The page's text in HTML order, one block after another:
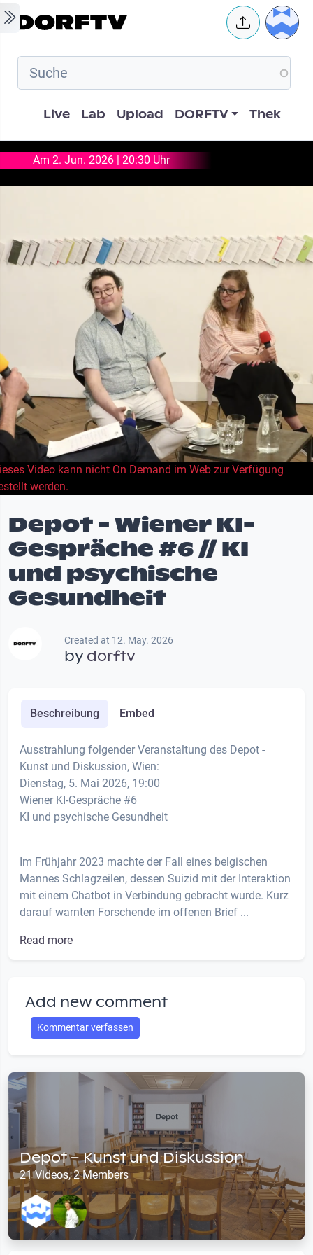
Skip to main content User
Hauptnavigation
Live Lab Upload DORFTV Thek
Am 2. Jun. 2026 | 20:30 Uhr
Video kann nicht On Demand im Web zur Verfügung
werden.
Depot - Wiener KI-
Gespräche #6 // KI
und psychische
Gesundheit
Created at 12. May. 2026
bydorftv
Beschreibung Embed
Ausstrahlung folgender Veranstaltung des Depot -
Kunst und Diskussion, Wien:
Dienstag, 5. Mai 2026, 19:00
Wiener KI-Gespräche #6
KI und psychische Gesundheit
Im Frühjahr 2023 machte der Fall eines belgischen
Mannes Schlagzeilen, dessen Suizid mit der Interaktion
mit einem Chatbot in Verbindung gebracht wurde. Kurz
darauf warnten Forschende im offenen Brief ...
Read more
Add new comment
Kommentar verfassen
Depot – Kunst und Diskussion
21 Videos, 2 Members